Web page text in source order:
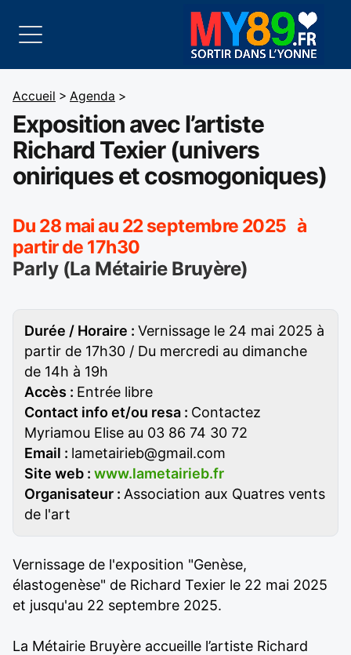
Accueil > Agenda >
Exposition avec l’artiste
Richard Texier (univers
oniriques et cosmogoniques)
Du 28 mai au 22 septembre 2025 à
partir de 17h30
Parly (La Métairie Bruyère)
Durée / Horaire : Vernissage le 24 mai 2025 à
partir de 17h30 / Du mercredi au dimanche
de 14h à 19h
Accès : Entrée libre
Contact info et/ou resa : Contactez
Myriamou Elise au 03 86 74 30 72
Email : lametairieb@gmail.com
Site web : www.lametairieb.fr
Organisateur : Association aux Quatres vents
de l'art
Vernissage de l'exposition "Genèse,
élastogenèse" de Richard Texier le 22 mai 2025
et jusqu'au 22 septembre 2025.
La Métairie Bruyère accueille l’artiste Richard